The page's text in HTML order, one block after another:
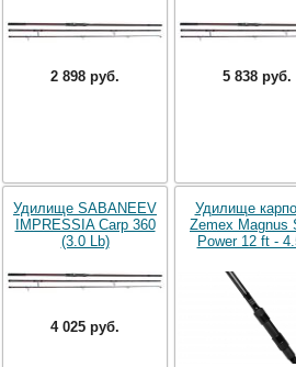
2 898 руб. 5 838 руб.
Удилище SABANEEV
IMPRESSIA Carp 360
(3.0 Lb)
4 025 руб.
Удилище
Zemex Magnus
Power 12 ft -